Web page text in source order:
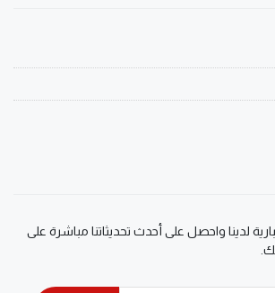
لدينا واحصل على أحدث تحديثاتنا مباشرة على